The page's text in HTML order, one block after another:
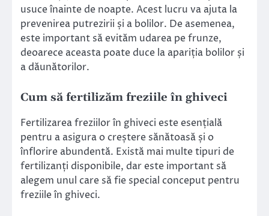
usuce înainte de noapte. Acest lucru va ajuta la
prevenirea putrezirii și a bolilor. De asemenea,
este important să evităm udarea pe frunze,
deoarece aceasta poate duce la apariția bolilor și
a dăunătorilor.
Cum să fertilizăm freziile în ghiveci
Fertilizarea freziilor în ghiveci este esențială
pentru a asigura o creștere sănătoasă și o
înflorire abundentă. Există mai multe tipuri de
fertilizanți disponibile, dar este important să
alegem unul care să fie special conceput pentru
freziile în ghiveci.